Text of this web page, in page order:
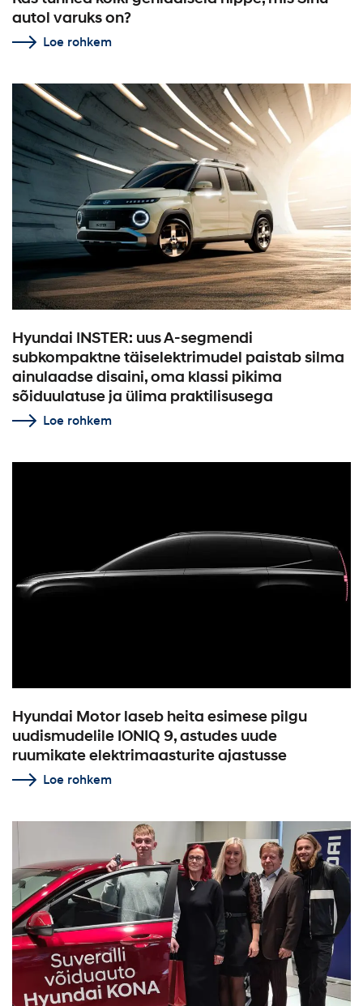
autol varuks on?
Loe rohkem
Hyundai INSTER: uus A-segmendi
subkompaktne täiselektrimudel paistab silma
ainulaadse disaini, oma klassi pikima
sõiduulatuse ja ülima praktilisusega
Loe rohkem
Hyundai Motor laseb heita esimese pilgu
uudismudelile IONIQ 9, astudes uude
ruumikate elektrimaasturite ajastusse
Loe rohkem